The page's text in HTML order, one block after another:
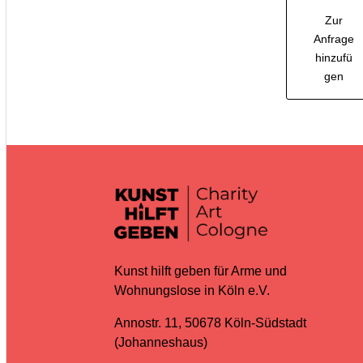
Zur
Anfrage
hinzufü
gen
Kunst hilft geben für Arme und
Wohnungslose in Köln e.V.
Annostr. 11, 50678 Köln-Südstadt
(Johanneshaus)